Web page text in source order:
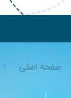
صفحه اصلی